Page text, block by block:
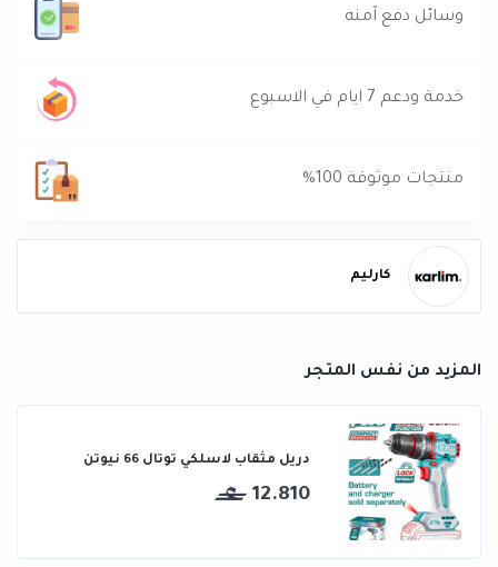
وسائل دفع آمنه
خدمة ودعم 7 ايام في الاسبوع
منتجات موثوقة 100%
كارليم
المزيد من نفس المتجر
دريل مثقاب لاسلكي توتال 66 نيوتن
12.810